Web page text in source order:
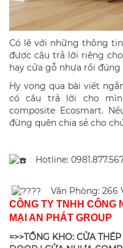
Có lẽ với những thông
được câu trả lời riêng
hay cửa gỗ nhựa rồi đúng
Hy vọng qua bài viết
có câu trả lời cho
composite Ecosmart.
đừng quên chia sẻ cho
Hotline:
Văn Phòng: 266
CÔNG TY TNHH CÔNG
MẠI AN PHÁT GROUP
=>>TỔNG KHO: CỬA